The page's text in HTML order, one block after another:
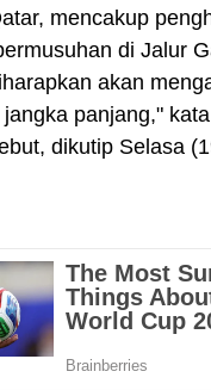
mencakup
di Jalur
akan
panjang,"
dikutip Selasa